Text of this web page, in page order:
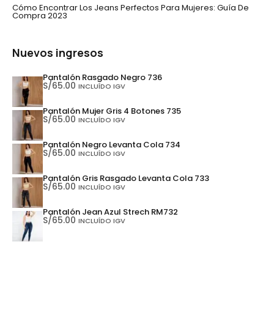
Cómo Encontrar Los Jeans Perfectos Para Mujeres: Guía De
Compra 2023
Nuevos ingresos
Pantalón Rasgado Negro 736
S/65.00 INCLUÍDO IGV
Pantalón Mujer Gris 4 Botones 735
S/65.00 INCLUÍDO IGV
Pantalón Negro Levanta Cola 734
S/65.00 INCLUÍDO IGV
Pantalón Gris Rasgado Levanta Cola 733
S/65.00 INCLUÍDO IGV
Pantalón Jean Azul Strech RM732
S/65.00 INCLUÍDO IGV